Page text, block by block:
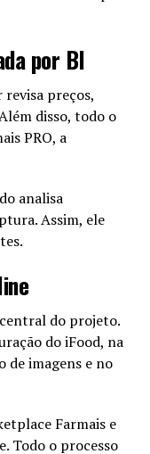
sucesso.
por BI
preços,
disso, todo o
PRO, a
analisa
Assim, ele
do projeto.
do iFood, na
de imagens e no
Farmais e
Todo o processo